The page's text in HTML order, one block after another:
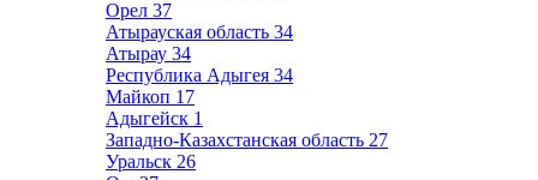
Орел 37
Атырауская область 34
Атырау 34
Республика Адыгея 34
Майкоп 17
Адыгейск 1
Западно-Казахстанская область 27
Уральск 26